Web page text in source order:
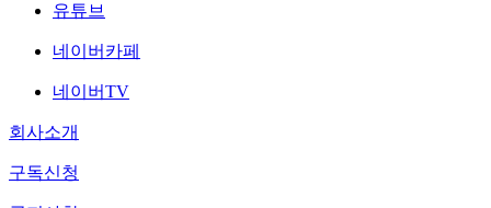
유튜브
네이버카페
네이버TV
회사소개
구독신청